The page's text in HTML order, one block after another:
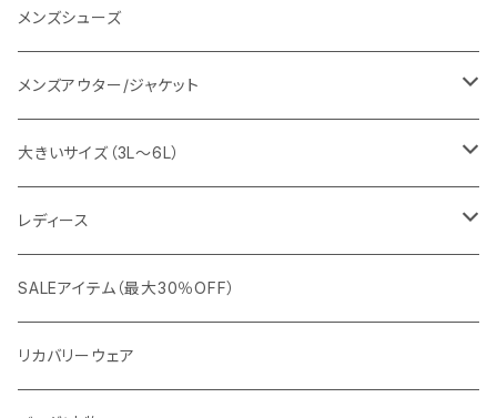
URBAN SQUARE
EDWIN
snow peak
G-stage
TETEHOMME
TAION
スラックス
ワイシャツ
シューズ
フォーマル
Tシャツ/ポロシャツ
シャツ/ポロシャツ
パーカー/スウェット
ニット
デニムパンツ
イージーパンツ
スラックス
メンズシューズ
メンズアウター/ジャケット
ジャケット
カジュアルジャケット
ビジネスジャケット
ブルゾン
コート
マウンテンパーカー/アウトドア
大きいサイズ（3L～6L）
ビジネス
セットアップ
ワイシャツ
カジュアル
ニット/Tシャツ/カットソー
スウェット/パーカー
アウター
レディース
アウター
トップス（ブラウス/カットソー）
SALEアイテム（最大30％OFF）
リカバリーウェア